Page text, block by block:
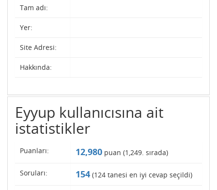
Tam adı:
Yer:
Site Adresi:
Hakkında:
Eyyup kullanıcısına ait
istatistikler
Puanları: 12,980 puan (1,249. sırada)
Soruları: 154 (124 tanesi en iyi cevap seçildi)